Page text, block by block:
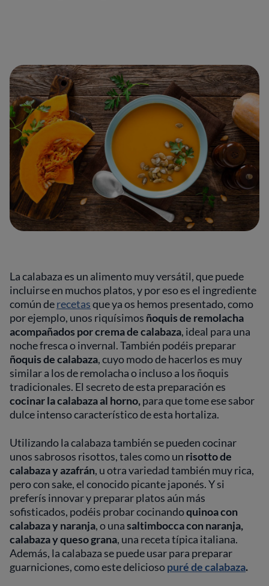
La calabaza es un alimento muy versátil, que puede
incluirse en muchos platos, y por eso es el ingrediente
común derecetasque ya os hemos presentado, como
por ejemplo, unos riquísimos ñoquis de remolacha
acompañados por crema de calabaza, ideal para una
noche fresca o invernal. También podéis preparar
ñoquis de calabaza, cuyo modo de hacerlos es muy
similar a los de remolacha o incluso a los ñoquis
tradicionales. El secreto de esta preparación es
cocinar la calabaza al horno, para que tome ese sabor
dulce intenso característico de esta hortaliza.
Utilizando la calabaza también se pueden cocinar
unos sabrosos risottos, tales como un risotto de
calabaza y azafrán, u otra variedad también muy rica,
pero con sake, el conocido picante japonés. Y si
preferís innovar y preparar platos aún más
sofisticados, podéis probar cocinandoquinoa con
calabaza y naranja, o unasaltimbocca con naranja,
calabaza y queso grana, una receta típica italiana.
Además, la calabaza se puede usar para preparar
guarniciones, como este deliciosopuré de calabaza.